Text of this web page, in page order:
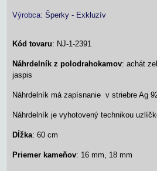
Výrobca: Šperky - Exkluzív
Kód tovaru: NJ-1-2391
Náhrdelník z polodrahokamov: achát
jaspis
Náhrdelník má zapísnanie v striebre Ag
Náhrdelník je vyhotovený technikou
Dĺžka: 60 cm
Priemer kameňov: 16 mm, 18 mm